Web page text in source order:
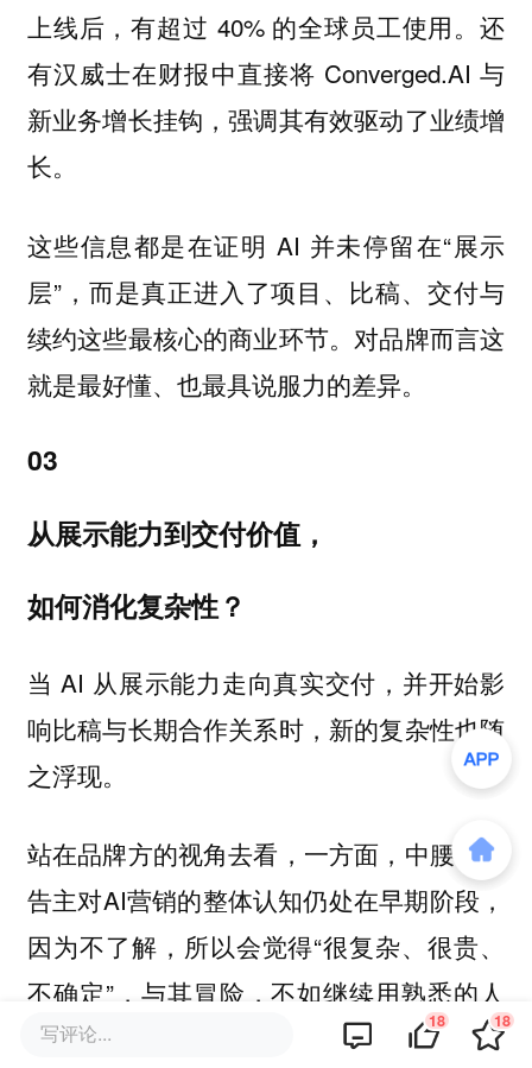
上线后，有超过 40% 的全球员工使用。还
有汉威士在财报中直接将 Converged.AI 与
新业务增长挂钩，强调其有效驱动了业绩增
长。
这些信息都是在证明 AI 并未停留在“展示
层”，而是真正进入了项目、比稿、交付与
续约这些最核心的商业环节。对品牌而言这
就是最好懂、也最具说服力的差异。
03
从展示能力到交付价值，
如何消化复杂性？
当 AI 从展示能力走向真实交付，并开始影
响比稿与长期合作关系时，新的复杂性也随
之浮现。
站在品牌方的视角去看，一方面，中腰部广
告主对AI营销的整体认知仍处在早期阶段，
因为不了解，所以会觉得“很复杂、很贵、
不确定”，与其冒险，不如继续用熟悉的人
力方式推进。另一方面，头部广告主正在自
写评论... 18 18